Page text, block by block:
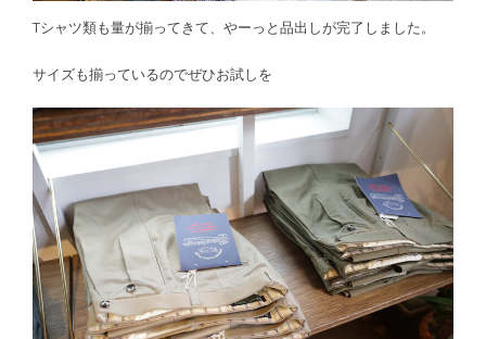
Tシャツ類も量が揃ってきて、やーっと品出しが完了しました。
サイズも揃っているのでぜひお試しを